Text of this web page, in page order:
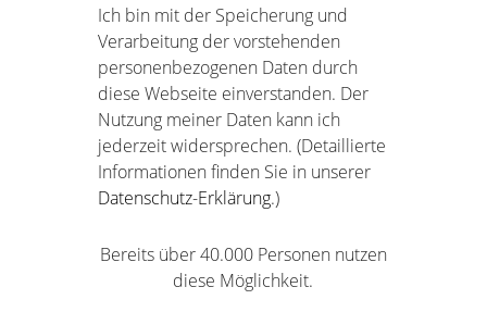
Ich bin mit der Speicherung und
Verarbeitung der vorstehenden
personenbezogenen Daten durch
diese Webseite einverstanden. Der
Nutzung meiner Daten kann ich
jederzeit widersprechen. (Detaillierte
Informationen finden Sie in unserer
Datenschutz-Erklärung.)
Bereits über 40.000 Personen nutzen
diese Möglichkeit.